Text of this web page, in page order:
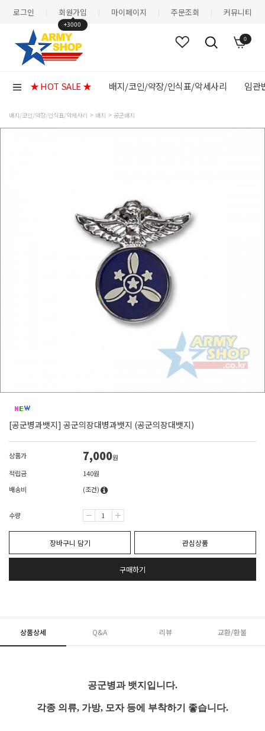
로그인 회원가입
+3000
마이페이지 주문조회 커뮤니티
0
★ HOT SALE ★ 배지/코인/약장/인식표/악세사리 임관
배지/코인/약장/인식표/악세사리 배지 공군배지
[공군병과뱃지] 공군의장대병과뱃지 (공군의장대뱃지)
상품가 7,000원
적립금
140원
배송비
(조건)
수량
장바구니 담기 관심상품
구매하기
상품상세 Q&A 리뷰 교환/환불
공군병과 뱃지입니다.
각종 의류, 가방, 모자 등에 부착하기 좋습니다.